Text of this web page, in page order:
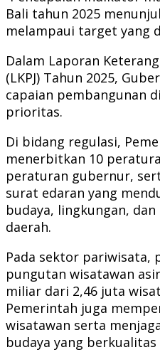
Bali tahun 2025
melampaui target yang
Dalam Laporan
(LKPJ) Tahun 2025,
capaian pembangunan
prioritas.
Di bidang regulasi,
menerbitkan 10
peraturan gubernur,
surat edaran yang
budaya, lingkungan,
daerah.
Pada sektor pariwisata,
pungutan wisatawan
miliar dari 2,46 juta
Pemerintah juga
wisatawan serta
budaya yang